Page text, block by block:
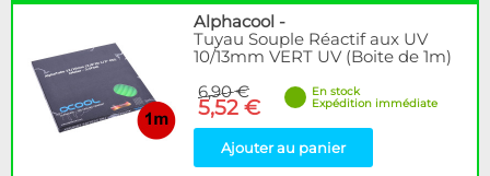
Alphacool -
Tuyau Souple Réactif aux UV
10/13mm VERT UV (Boite de 1m)
6,90 €
5,52 €
En stock
Expédition immédiate
Ajouter au panier